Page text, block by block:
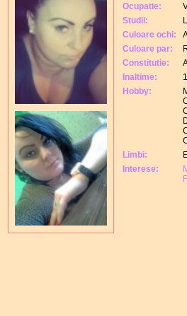
Ocupatie:
Studii:
Culoare ochi:
Culoare par:
Constitutie:
Inaltime:
Hobby:
Limbi:
Interese: